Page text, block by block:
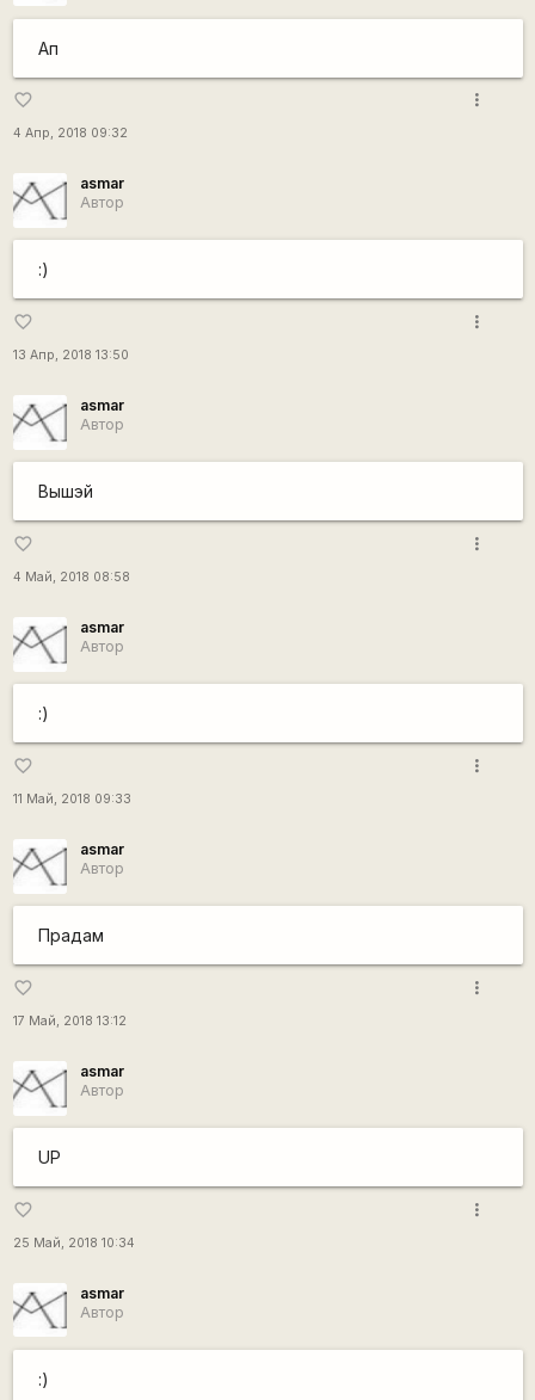
Ап
favorite_border
4 Апр, 2018 09:32
more_vert
asmar
Автор
:)
favorite_border
13 Апр, 2018 13:50
more_vert
asmar
Автор
Вышэй
favorite_border
4 Май, 2018 08:58
more_vert
asmar
Автор
:)
favorite_border
11 Май, 2018 09:33
more_vert
asmar
Автор
Прадам
favorite_border
17 Май, 2018 13:12
more_vert
asmar
Автор
UP
favorite_border
25 Май, 2018 10:34
more_vert
asmar
Автор
:)